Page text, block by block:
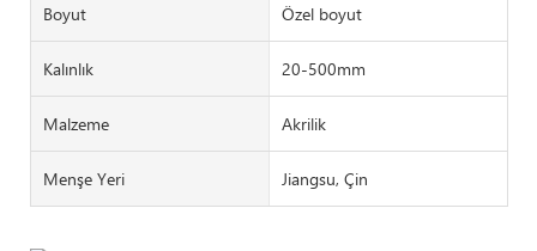
Boyut Özel boyut
Kalınlık 20-500mm
Malzeme Akrilik
Menşe Yeri Jiangsu, Çin